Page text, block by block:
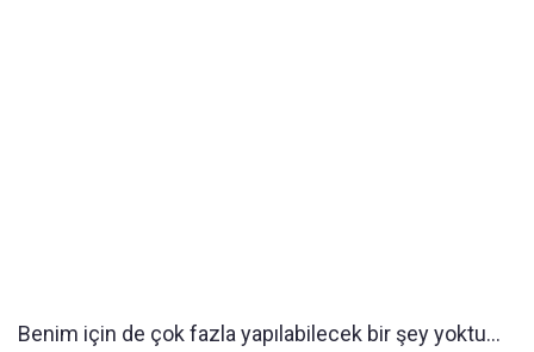
Benim için de çok fazla yapılabilecek bir şey yoktu...